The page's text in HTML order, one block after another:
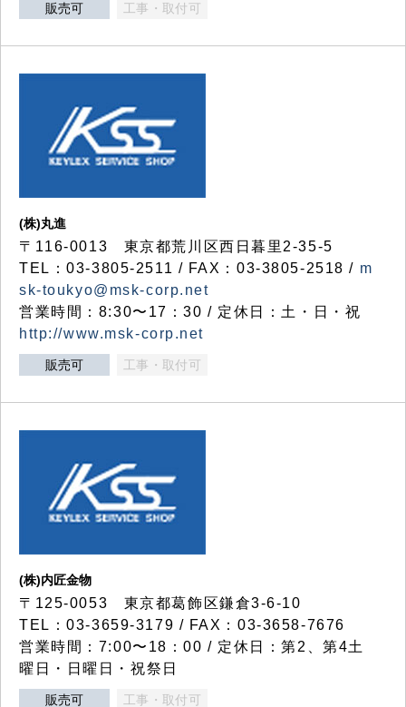
販売可 工事・取付可
(株)丸進
〒116-0013 東京都荒川区西日暮里2-35-5
TEL：03-3805-2511 / FAX：03-3805-2518 / m
sk-toukyo@msk-corp.net
営業時間：8:30〜17：30 / 定休日：土・日・祝
http://www.msk-corp.net
販売可 工事・取付可
(株)内匠金物
〒125-0053 東京都葛飾区鎌倉3-6-10
TEL：03-3659-3179 / FAX：03-3658-7676
営業時間：7:00〜18：00 / 定休日：第2、第4土
曜日・日曜日・祝祭日
販売可 工事・取付可